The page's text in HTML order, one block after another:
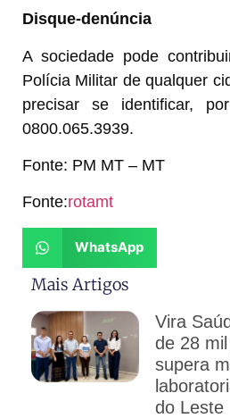
Disque-denúncia
A sociedade pode
Polícia Militar de qualquer
precisar se identificar,
0800.065.3939.
Fonte: PM MT – MT
Fonte:rotamt
WhatsApp
Mais Artigos
Vira
de 28
supera
do Leste